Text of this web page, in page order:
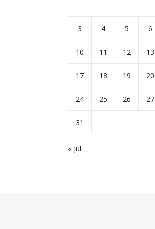
3 4 5 6
10 11 12 13
17 18 19 20
24 25 26 27
31
« jul